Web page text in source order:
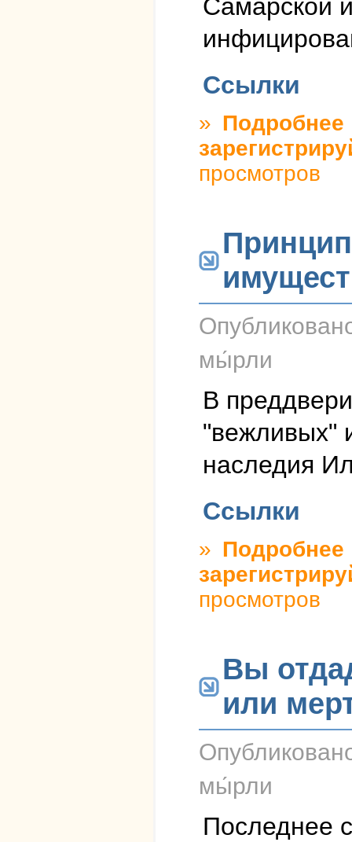
Самарской
Ссылки
» Подробнее
просмотров
мы́рли
В
"вежливых"
наследия
Ссылки
» Подробнее
просмотров
Вы
или
мы́рли
Последнее